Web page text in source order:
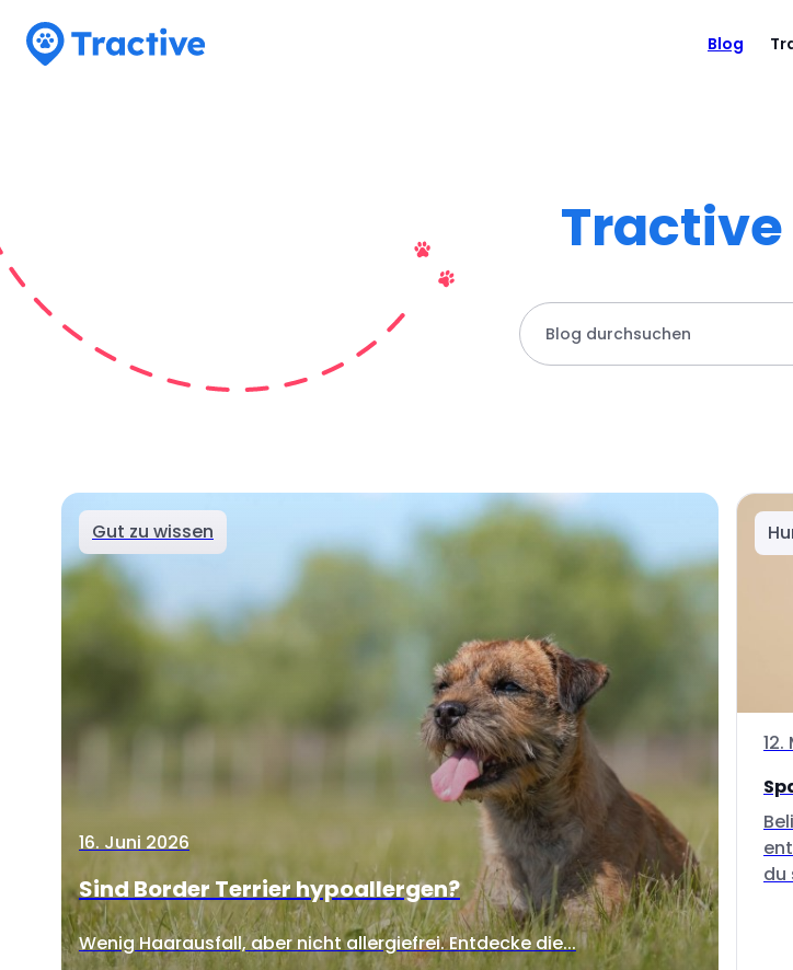
Blog
Tractive
Blog durchsuchen
Gut zu wissen
16. Juni 2026
Sind Border Terrier hypoallergen?
Wenig Haarausfall, aber nicht allergiefrei. Entdecke die...
du